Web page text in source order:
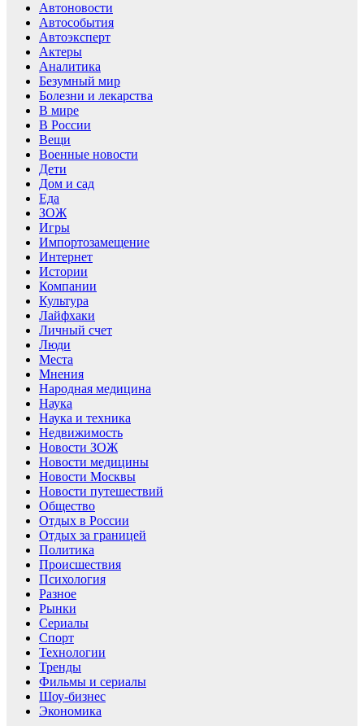
Автоновости
Автособытия
Автоэксперт
Актеры
Аналитика
Безумный мир
Болезни и лекарства
В мире
В России
Вещи
Военные новости
Дети
Дом и сад
Еда
ЗОЖ
Игры
Импортозамещение
Интернет
Истории
Компании
Культура
Лайфхаки
Личный счет
Люди
Места
Мнения
Народная медицина
Наука
Наука и техника
Недвижимость
Новости ЗОЖ
Новости медицины
Новости Москвы
Новости путешествий
Общество
Отдых в России
Отдых за границей
Политика
Происшествия
Психология
Разное
Рынки
Сериалы
Спорт
Технологии
Тренды
Фильмы и сериалы
Шоу-бизнес
Экономика